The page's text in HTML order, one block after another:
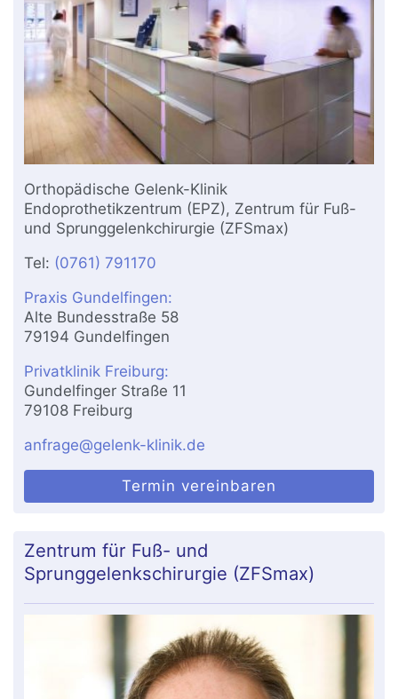
Orthopädische Gelenk-Klinik
Endoprothetikzentrum (EPZ), Zentrum für Fuß-
und Sprunggelenkchirurgie (ZFSmax)
Tel: (0761) 791170
Praxis Gundelfingen:
Alte Bundesstraße 58
79194 Gundelfingen
Privatklinik Freiburg:
Gundelfinger Straße 11
79108 Freiburg
anfrage@gelenk-klinik.de
Termin vereinbaren
Zentrum für Fuß- und
Sprunggelenkschirurgie (ZFSmax)